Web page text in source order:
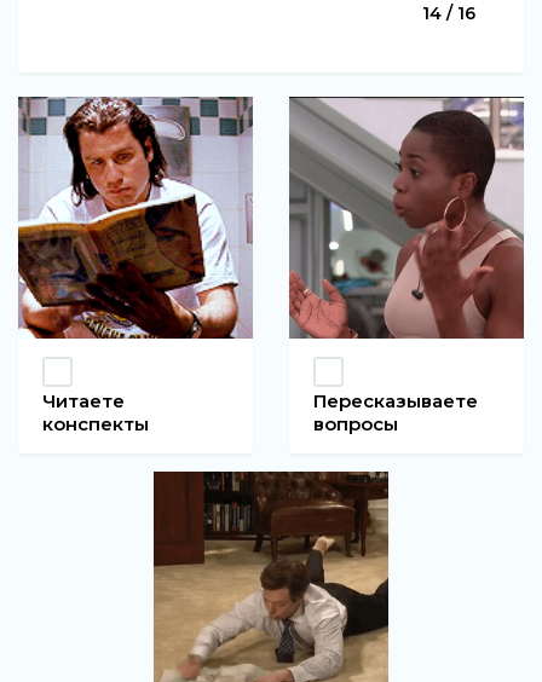
14 / 16
Читаете
конспекты
Пересказываете
вопросы